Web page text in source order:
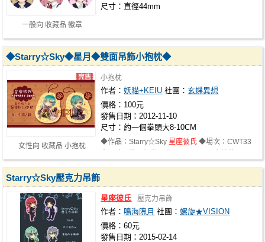
一般向 收藏品 徽章
尺寸：直徑44mm
女性向 收藏品 小抱枕
◆Starry☆Sky◆星月◆雙面吊飾小抱枕◆
小抱枕
作者：妖貓+KEIU 社團：玄蝶異想
價格：100元
發售日期：2012-11-10
尺寸：約一個拳頭大8-10CM
◆作品：Starry☆Sky星座彼氏 ◆場次：CWT33
Starry☆Sky壓克力吊飾
星座彼氏 壓克力吊飾
作者： 鳴海隗月 社團： 螺旋★VISION
價格：60元
發售日期：2015-02-14